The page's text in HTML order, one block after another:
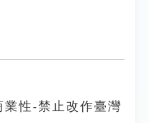
性-禁止改作臺灣